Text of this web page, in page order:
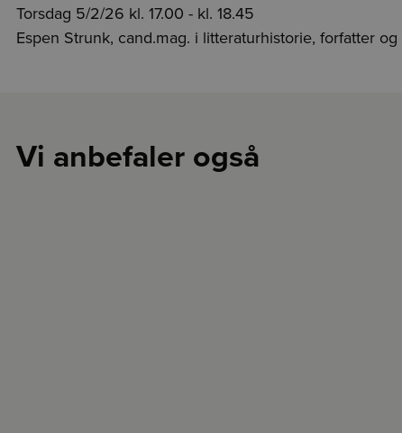
Torsdag 5/2/26 kl. 17.00 - kl. 18.45
Espen Strunk, cand.mag. i litteraturhistorie, forfatter
Vi anbefaler også